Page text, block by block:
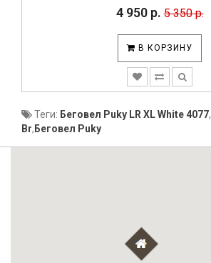
4 950 р. 5 350 р.
В КОРЗИНУ
Теги: Беговел Puky LR XL White 4077,
Br, Беговел Puky